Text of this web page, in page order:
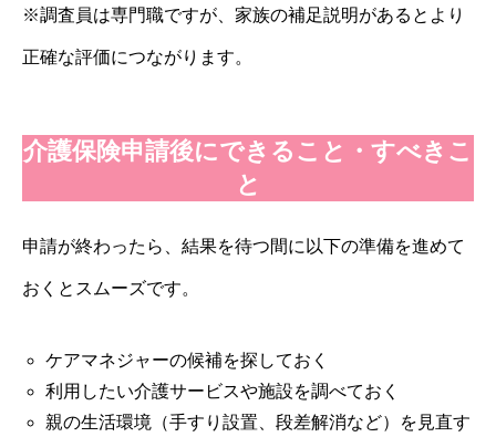
※調査員は専門職ですが、家族の補足説明があるとより
正確な評価につながります。
介護保険申請後にできること・すべきこ
と
申請が終わったら、結果を待つ間に以下の準備を進めて
おくとスムーズです。
ケアマネジャーの候補を探しておく
利用したい介護サービスや施設を調べておく
親の生活環境（手すり設置、段差解消など）を見直す